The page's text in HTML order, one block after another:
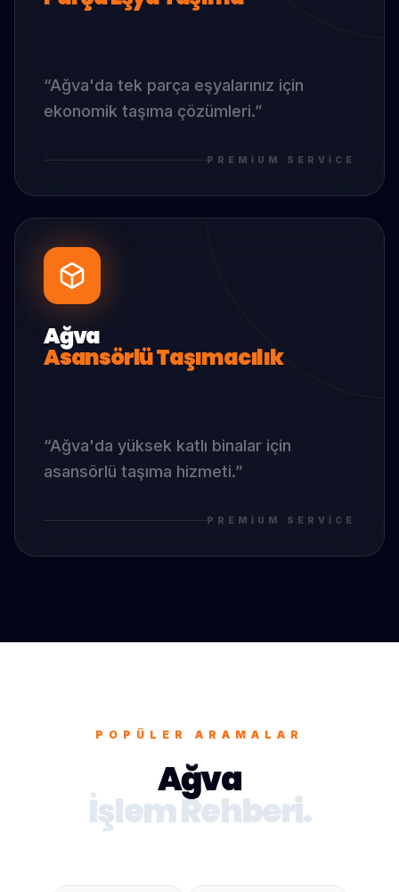
“Ağva'da tek parça eşyalarınız için
ekonomik taşıma çözümleri.”
PREMIUM SERVICE
Ağva
Asansörlü Taşımacılık
“Ağva'da yüksek katlı binalar için
asansörlü taşıma hizmeti.”
PREMIUM SERVICE
POPÜLER ARAMALAR
Ağva
İşlem Rehberi.